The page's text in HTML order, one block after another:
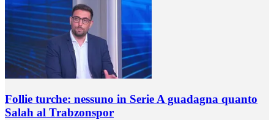
Follie turche: nessuno in Serie A guadagna quanto
Salah al Trabzonspor